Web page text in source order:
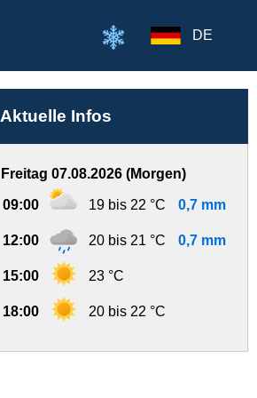
DE
Aktuelle Infos
Freitag 07.08.2026 (Morgen)
09:00 19 bis 22 °C 0,7 mm
12:00 20 bis 21 °C 0,7 mm
15:00 23 °C
18:00 20 bis 22 °C